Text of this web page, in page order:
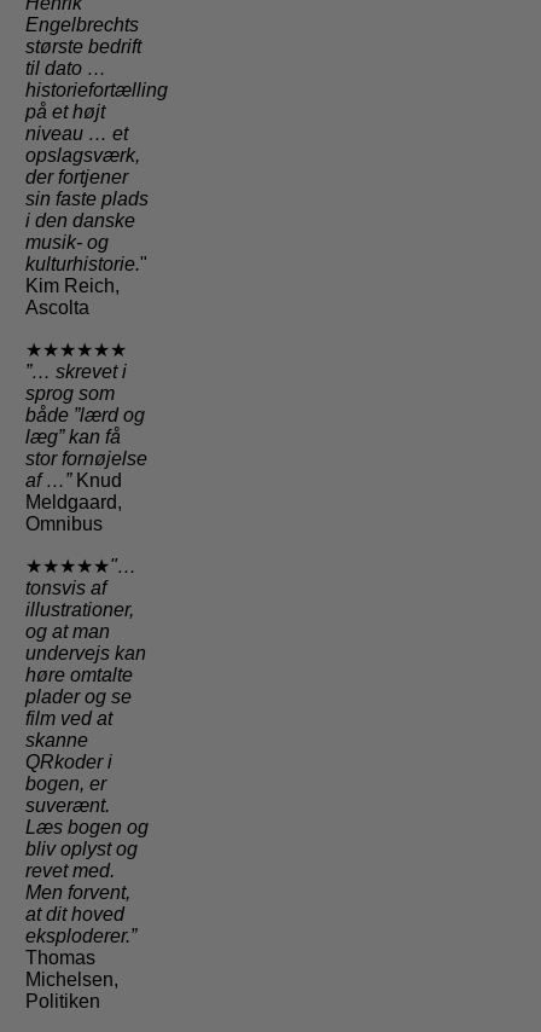
Engelbrechts
største bedrift
til dato …
historiefortælling
på et højt
niveau … et
opslagsværk,
der fortjener
sin faste plads
i den danske
musik- og
kulturhistorie."
Kim Reich,
Ascolta
★★★★★★
”… skrevet i
sprog som
både ”lærd og
læg” kan få
stor fornøjelse
af …”Knud
Meldgaard,
Omnibus
★★★★★"…
tonsvis af
illustrationer,
og at man
undervejs kan
høre omtalte
plader og se
film ved at
skanne
QRkoder i
bogen, er
suverænt.
Læs bogen og
bliv oplyst og
revet med.
Men forvent,
at dit hoved
eksploderer.”
Thomas
Michelsen,
Politiken